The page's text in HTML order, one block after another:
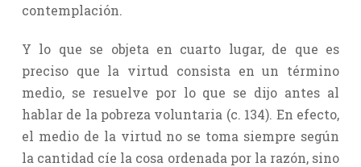
contemplación.
Y lo que se objeta en cuarto lugar, de que es
preciso que la virtud consista en un término
medio, se resuelve por lo que se dijo antes al
hablar de la pobreza voluntaria (c. 134). En efecto,
el medio de la virtud no se toma siempre según
la cantidad cíe la cosa ordenada por la razón, sino